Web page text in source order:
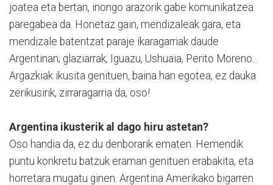
joatea eta bertan, inongo arazorik gabe komunikatzea
paregabea da. Honetaz gain, mendizaleak gara, eta
mendizale batentzat paraje ikaragarriak daude
Argentinan; glaziarrak, Iguazu, Ushuaia, Perito Moreno...
Argazkiak ikusita genituen, baina han egotea, ez dauka
zerikusirik, zirraragarria da, oso!
Argentina ikusterik al dago hiru astetan?
Oso handia da, ez du denborarik ematen. Hemendik
puntu konkretu batzuk eraman genituen erabakita, eta
horretara mugatu ginen. Argentina Amerikako bigarren